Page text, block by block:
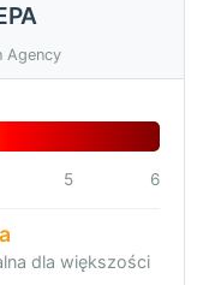
Agency
5 6
dla większości